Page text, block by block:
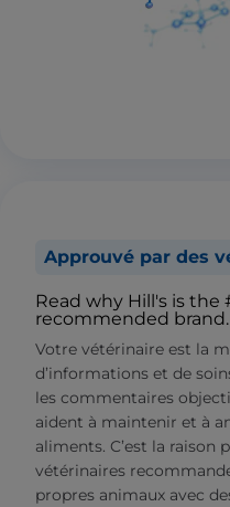
Approuvé par des
Read why Hill's is the
recommended brand.
Votre vétérinaire est la
d’informations et de
les commentaires
aident à maintenir et à
aliments. C’est la raison
vétérinaires
propres animaux avec